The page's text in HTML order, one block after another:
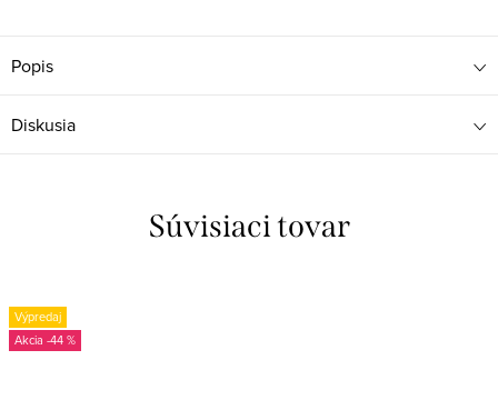
Popis
Diskusia
Súvisiaci tovar
Výpredaj
-44 %